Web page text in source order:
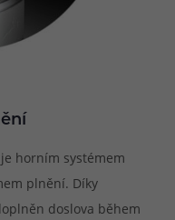
horním systémem
plnění. Díky
doslova během